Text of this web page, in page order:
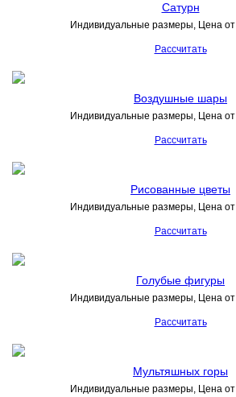
Сатурн
Индивидуальные размеры, Цена от
Рассчитать
Воздушные шары
Индивидуальные размеры, Цена от
Рассчитать
Рисованные цветы
Индивидуальные размеры, Цена от
Рассчитать
Голубые фигуры
Индивидуальные размеры, Цена от
Рассчитать
Мультяшных горы
Индивидуальные размеры, Цена от